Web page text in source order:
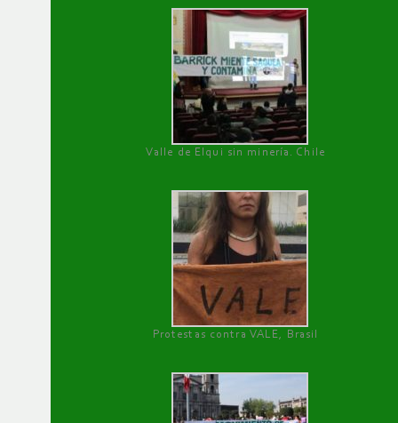
Valle de Elqui sin minería. Chile
Protestas contra VALE, Brasil